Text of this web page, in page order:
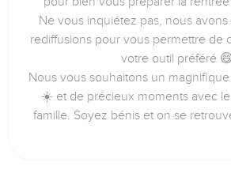
Ne vous inquiétez pas, nous
rediffusions pour vous permettre de
votre outil préféré
Nous vous souhaitons un
☀️ et de précieux moments avec
famille. Soyez bénis et on se